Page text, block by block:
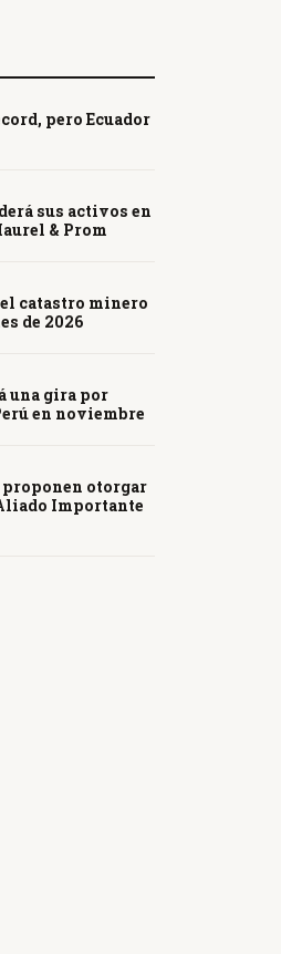
pero Ecuador
sus activos en
& Prom
catastro minero
de 2026
una gira por
en noviembre
proponen otorgar
Importante